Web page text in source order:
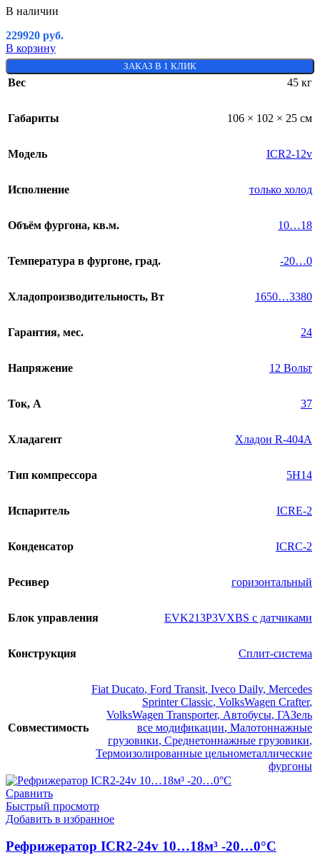
В наличии
229920 руб.
В корзину
ЗАКАЗ В 1 КЛИК
Вес 45 кг
Габариты 106 × 102 × 25 см
Модель ICR2-12v
Исполнение только холод
Объём фургона, кв.м. 10…18
Температура в фургоне, град. -20…0
Хладопроизводительность, Вт 1650…3380
Гарантия, мес. 24
Напряжение 12 Вольт
Ток, А 37
Хладагент Хладон R-404A
Тип компрессора 5H14
Испаритель ICRE-2
Конденсатор ICRC-2
Ресивер горизонтальный
Блок управления EVK213P3VXBS с датчиками
Конструкция Сплит-система
Совместимость
Fiat Ducato, Ford Transit, Iveco Daily, Mercedes
Sprinter Classic, VolksWagen Crafter,
VolksWagen Transporter, Автобусы, ГАЗель
все модификации, Малотоннажные
грузовики, Среднетоннажные грузовики,
Термоизолированные цельнометаллические
фургоны
Сравнить
Быстрый просмотр
Добавить в избранное
Рефрижератор ICR2-24v 10…18м³ -20…0°C